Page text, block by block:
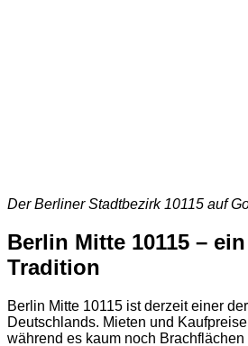
Der Berliner Stadtbezirk 10115 auf
Berlin Mitte 10115 –
Tradition
Berlin Mitte 10115 ist derzeit einer
Deutschlands. Mieten und
während es kaum noch